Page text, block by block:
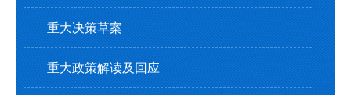
重大决策草案
重大政策解读及回应